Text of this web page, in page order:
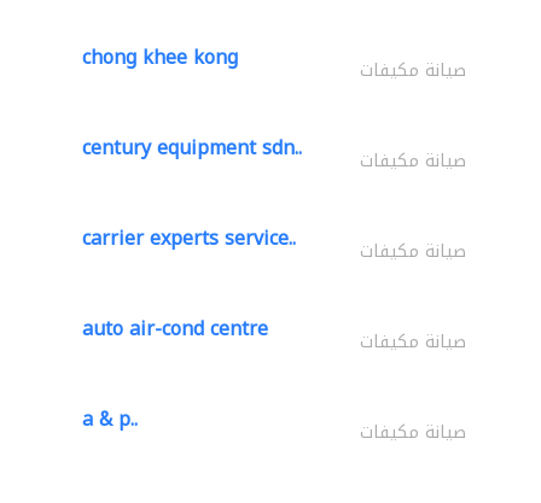
chong khee kong صيانة مكيفات
century equipment sdn.. صيانة مكيفات
carrier experts service.. صيانة مكيفات
auto air-cond centre صيانة مكيفات
a & p.. صيانة مكيفات